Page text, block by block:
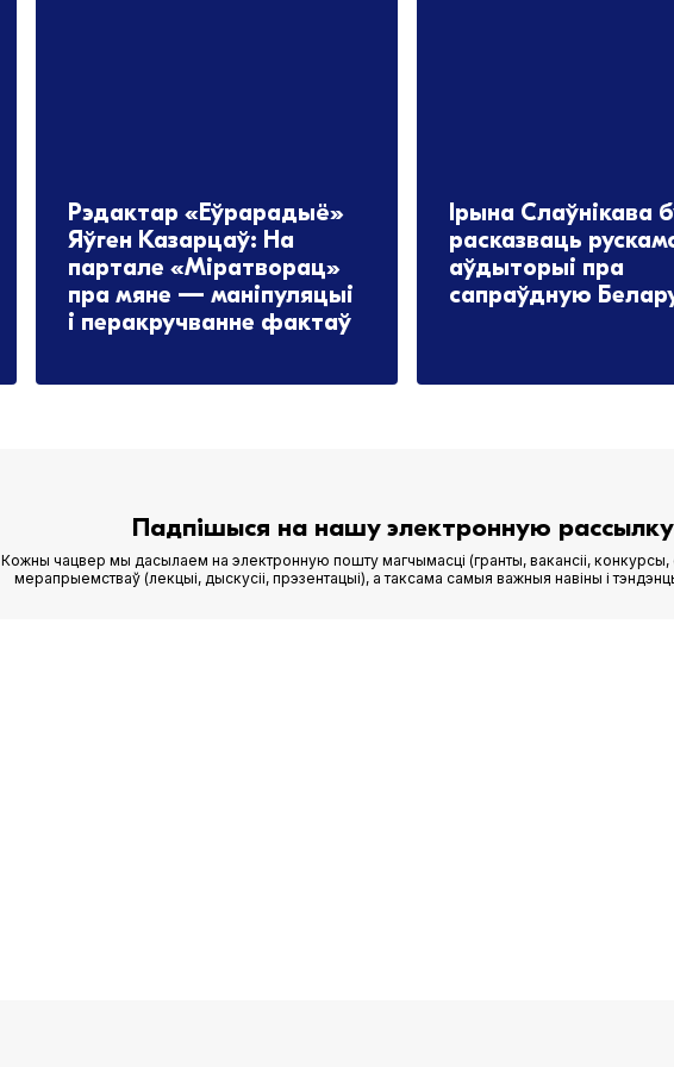
Рэдактар «Еўрарадыё»
Яўген Казарцаў: На
партале «Міратворац»
пра мяне — маніпуляцыі
і перакручванне фактаў
Ірына Слаўнікава
расказваць
аўдыторыі пра
сапраўдную
Падпішыся на нашу электронную
Кожны чацвер мы дасылаем на электронную пошту магчымасці (гранты, вакансіі, конкурсы,
мерапрыемстваў (лекцыі, дыскусіі, прэзентацыі), а таксама самыя важныя навіны і